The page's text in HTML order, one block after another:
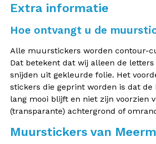
Extra informatie
Hoe ontvangt u de
Alle muurstickers worden contour-
Dat betekent dat wij alleen de
snijden uit gekleurde folie. Het
stickers die geprint worden is dat de
lang mooi blijft en niet zijn voorzien
(transparante) achtergrond of
Muurstickers van